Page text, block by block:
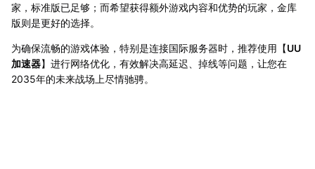
家，标准版已足够；而希望获得额外游戏内容和优势的玩家，金库
版则是更好的选择。
为确保流畅的游戏体验，特别是连接国际服务器时，推荐使用【UU
加速器】进行网络优化，有效解决高延迟、掉线等问题，让您在
2035年的未来战场上尽情驰骋。